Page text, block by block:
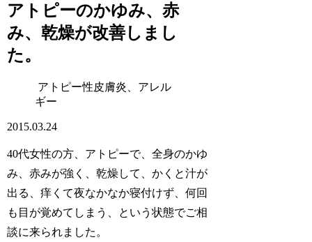
アトピーのかゆみ、赤
み、乾燥が改善しまし
た。
アトピー性皮膚炎、アレル
ギー
2015.03.24
40代女性の方、アトピーで、全身のかゆ
み、赤みが強く、乾燥して、かくと汁が
出る、痒くて夜なかなか寝付けず、何回
も目が覚めてしまう、という状態でご相
談に来られました。